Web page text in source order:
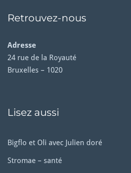
Retrouvez-nous
Adresse
24 rue de la Royauté
Bruxelles – 1020
Lisez aussi
Bigflo et Oli avec Julien doré
Stromae – santé